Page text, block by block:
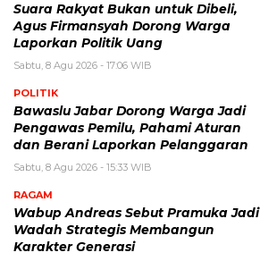
Suara Rakyat Bukan untuk Dibeli,
Agus Firmansyah Dorong Warga
Laporkan Politik Uang
Sabtu, 8 Agu 2026 - 17:06 WIB
POLITIK
Bawaslu Jabar Dorong Warga Jadi
Pengawas Pemilu, Pahami Aturan
dan Berani Laporkan Pelanggaran
Sabtu, 8 Agu 2026 - 15:33 WIB
RAGAM
Wabup Andreas Sebut Pramuka Jadi
Wadah Strategis Membangun
Karakter Generasi ‎